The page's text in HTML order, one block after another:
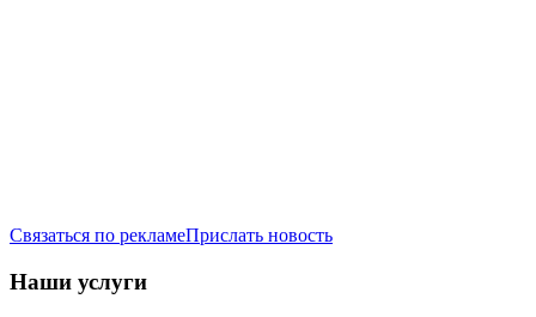
Связаться по рекламеПрислать новость
Наши услуги